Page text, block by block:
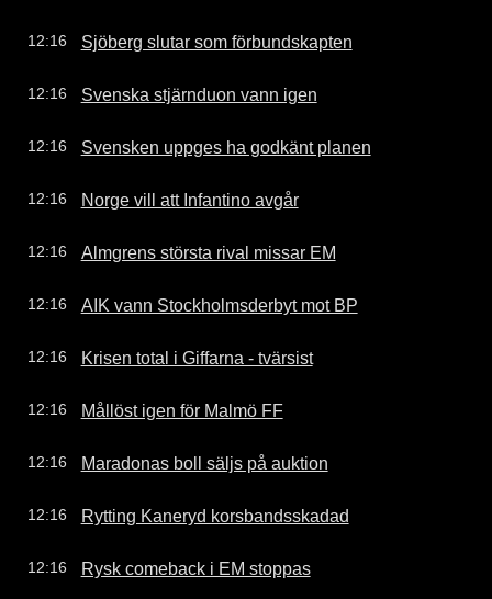
12:16 Sjöberg slutar som förbundskapten
12:16 Svenska stjärnduon vann igen
12:16 Svensken uppges ha godkänt planen
12:16 Norge vill att Infantino avgår
12:16 Almgrens största rival missar EM
12:16 AIK vann Stockholmsderbyt mot BP
12:16 Krisen total i Giffarna - tvärsist
12:16 Mållöst igen för Malmö FF
12:16 Maradonas boll säljs på auktion
12:16 Rytting Kaneryd korsbandsskadad
12:16 Rysk comeback i EM stoppas